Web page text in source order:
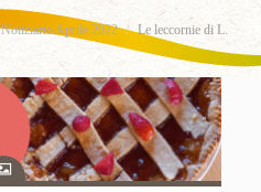
Notiziario Aprile 2022 Le leccornie di L.